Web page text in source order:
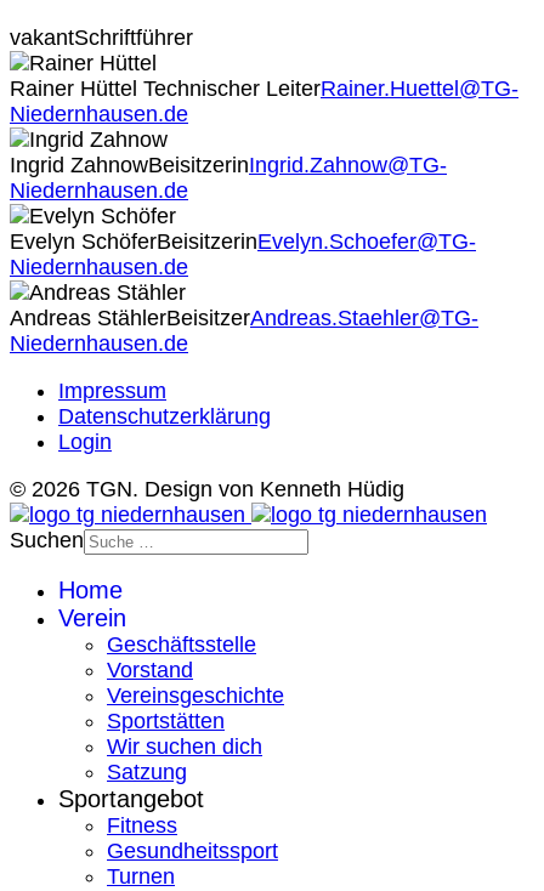
vakantSchriftführer
Rainer Hüttel Technischer LeiterRainer.Huettel@TG-
Niedernhausen.de
Ingrid ZahnowBeisitzerinIngrid.Zahnow@TG-
Niedernhausen.de
Evelyn SchöferBeisitzerinEvelyn.Schoefer@TG-
Niedernhausen.de
Andreas StählerBeisitzerAndreas.Staehler@TG-
Niedernhausen.de
Impressum
Datenschutzerklärung
Login
© 2026 TGN. Design von Kenneth Hüdig
Suchen
Home
Verein
Geschäftsstelle
Vorstand
Vereinsgeschichte
Sportstätten
Wir suchen dich
Satzung
Sportangebot
Fitness
Gesundheitssport
Turnen